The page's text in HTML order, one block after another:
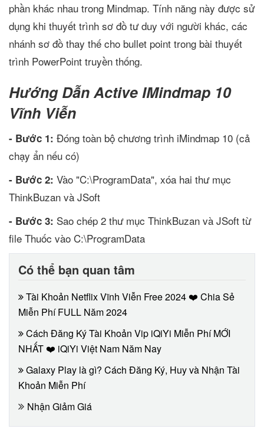
phần khác nhau trong Mindmap. Tính năng này được sử
dụng khi thuyết trình sơ đồ tư duy với người khác, các
nhánh sơ đồ thay thế cho bullet point trong bài thuyết
trình PowerPoint truyền thống.
Hướng Dẫn Active IMindmap 10
Vĩnh Viễn
- Bước 1: Đóng toàn bộ chương trình iMindmap 10 (cả
chạy ẩn nếu có)
- Bước 2: Vào "C:\ProgramData", xóa hai thư mục
ThinkBuzan và JSoft
- Bước 3: Sao chép 2 thư mục ThinkBuzan và JSoft từ
file Thuốc vào C:\ProgramData
Có thể bạn quan tâm
Tài Khoản Netflix Vĩnh Viễn Free 2024 ❤️ Chia Sẻ
Miễn Phí FULL Năm 2024
Cách Đăng Ký Tài Khoản Vip iQiYi Miễn Phí MỚI
NHẤT ❤️ iQiYi Việt Nam Năm Nay
Galaxy Play là gì? Cách Đăng Ký, Huy và Nhận Tài
Khoản Miễn Phí
Nhận Giảm Giá